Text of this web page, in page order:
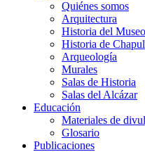
Quiénes somos
Arquitectura
Historia del Museo
Historia de
Arqueología
Murales
Salas de Historia
Salas del Alcázar
Educación
Materiales de
Glosario
Publicaciones